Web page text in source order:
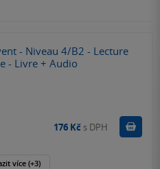
- Niveau 4/B2 - Lecture
- Livre + Audio
176 Kč s DPH
více (+3)